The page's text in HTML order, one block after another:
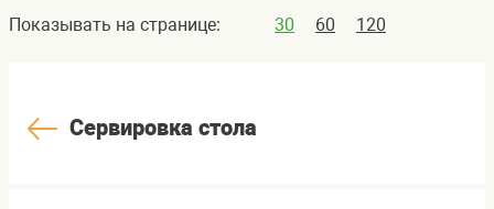
Показывать на странице: 30 60 120
Сервировка стола